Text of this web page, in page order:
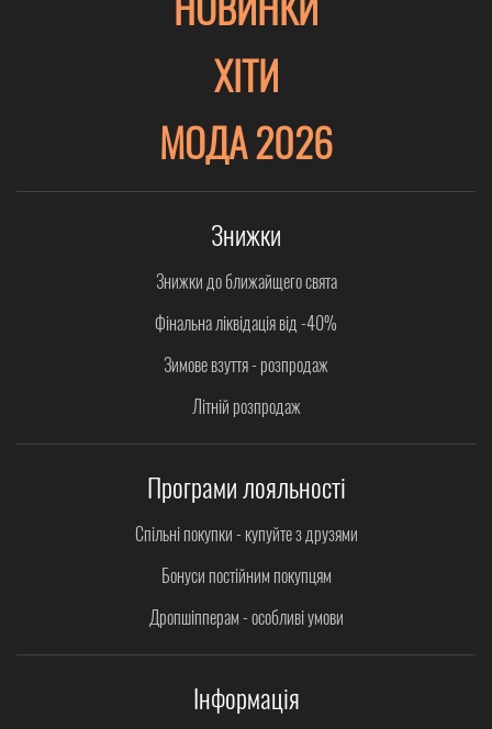
ХІТИ
МОДА 2026
Знижки
Знижки до ближайщего свята
Фінальна ліквідація від -40%
Зимове взуття - розпродаж
Літній розпродаж
Програми лояльності
Спільні покупки - купуйте з друзями
Бонуси постійним покупцям
Дропшіпперам - особливі умови
Інформація